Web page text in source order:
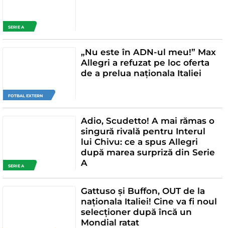
SERIE A
FOTBAL EXTERN
„Nu este în ADN-ul meu!” Max
Allegri a refuzat pe loc oferta
de a prelua naționala Italiei
SERIE A
Adio, Scudetto! A mai rămas o
singură rivală pentru Interul
lui Chivu: ce a spus Allegri
după marea surpriză din Serie
A
Gattuso și Buffon, OUT de la
naționala Italiei! Cine va fi noul
selecționer după încă un
Mondial ratat